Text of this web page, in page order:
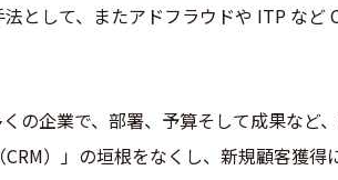
として、またアドフラウドや ITP な
の企業で、部署、予算そして成果など
）」の垣根をなくし、新規顧客獲得